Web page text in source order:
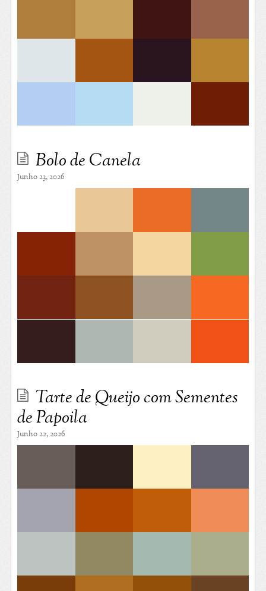
Bolo de Canela
Junho 23, 2026
Tarte de Queijo com Sementes
de Papoila
Junho 22, 2026